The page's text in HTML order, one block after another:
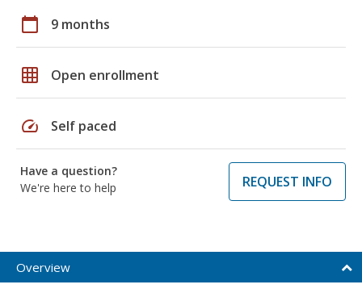
calendar_today 9 months
grid_on Open enrollment
speed Self paced
Have a question?
We're here to help
REQUEST INFO
Overview